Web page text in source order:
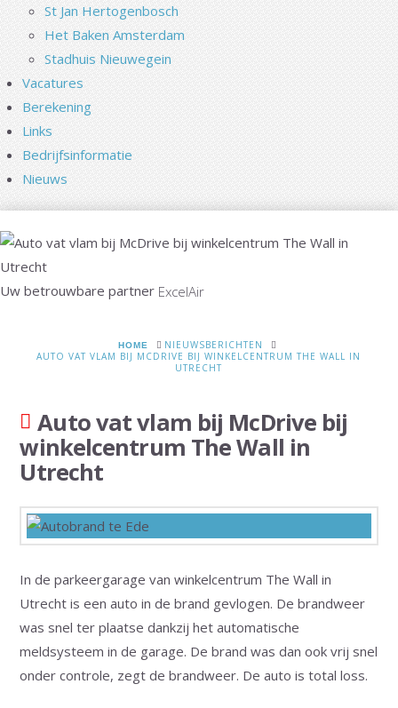
St Jan Hertogenbosch
Het Baken Amsterdam
Stadhuis Nieuwegein
Vacatures
Berekening
Links
Bedrijfsinformatie
Nieuws
Uw betrouwbare partner ExcelAir
HOMENIEUWSBERICHTEN
AUTO VAT VLAM BIJ MCDRIVE BIJ WINKELCENTRUM THE WALL IN
UTRECHT
Auto vat vlam bij McDrive bij
winkelcentrum The Wall in
Utrecht
In de parkeergarage van winkelcentrum The Wall in
Utrecht is een auto in de brand gevlogen. De brandweer
was snel ter plaatse dankzij het automatische
meldsysteem in de garage. De brand was dan ook vrij snel
onder controle, zegt de brandweer. De auto is total loss.